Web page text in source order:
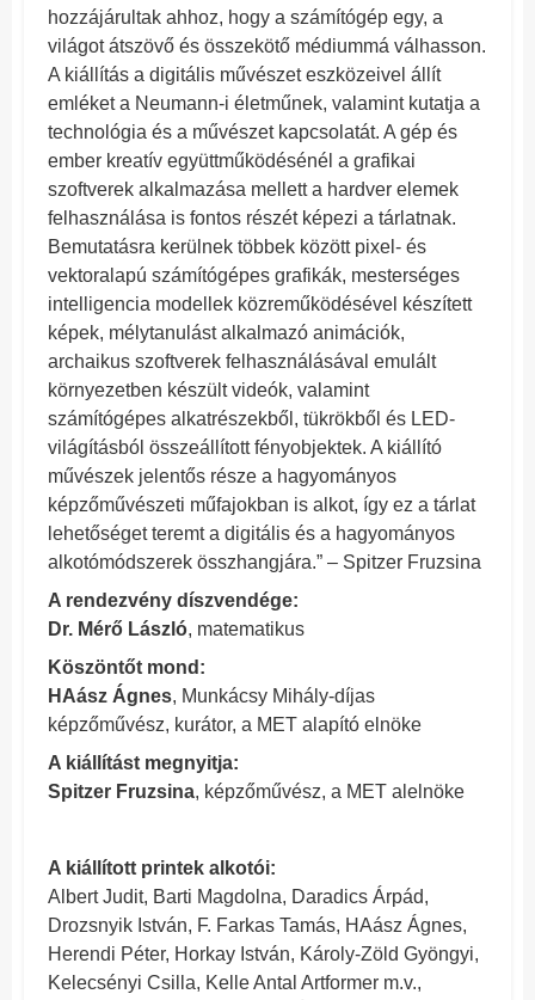
hozzájárultak ahhoz, hogy a számítógép egy, a
világot átszövő és összekötő médiummá válhasson.
A kiállítás a digitális művészet eszközeivel állít
emléket a Neumann-i életműnek, valamint kutatja a
technológia és a művészet kapcsolatát. A gép és
ember kreatív együttműködésénél a grafikai
szoftverek alkalmazása mellett a hardver elemek
felhasználása is fontos részét képezi a tárlatnak.
Bemutatásra kerülnek többek között pixel- és
vektoralapú számítógépes grafikák, mesterséges
intelligencia modellek közreműködésével készített
képek, mélytanulást alkalmazó animációk,
archaikus szoftverek felhasználásával emulált
környezetben készült videók, valamint
számítógépes alkatrészekből, tükrökből és LED-
világításból összeállított fényobjektek. A kiállító
művészek jelentős része a hagyományos
képzőművészeti műfajokban is alkot, így ez a tárlat
lehetőséget teremt a digitális és a hagyományos
alkotómódszerek összhangjára.” – Spitzer Fruzsina
A rendezvény díszvendége:
Dr. Mérő László, matematikus
Köszöntőt mond:
HAász Ágnes, Munkácsy Mihály-díjas
képzőművész, kurátor, a MET alapító elnöke
A kiállítást megnyitja:
Spitzer Fruzsina, képzőművész, a MET alelnöke
A kiállított printek alkotói:
Albert Judit, Barti Magdolna, Daradics Árpád,
Drozsnyik István, F. Farkas Tamás, HAász Ágnes,
Herendi Péter, Horkay István, Károly-Zöld Gyöngyi,
Kelecsényi Csilla, Kelle Antal Artformer m.v.,